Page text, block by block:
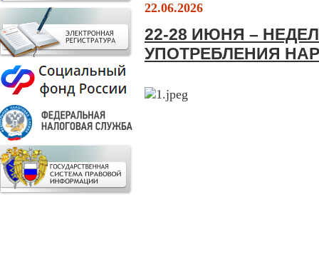
22.06.2026
22-28 ИЮНЯ –
УПОТРЕБЛЕНИЯ